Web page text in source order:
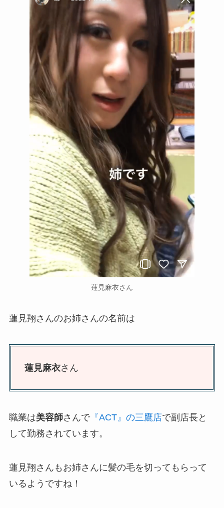
蓮見麻衣さん
蓮見翔さんのお姉さんの名前は
蓮見麻衣さん
職業は美容師さんで『ACT』の三鷹店で副店長と
して勤務されています。
蓮見翔さんもお姉さんに髪の毛を切ってもらって
いるようですね！